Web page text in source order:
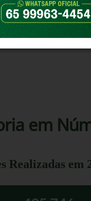
TODAS AS ÁREAS
em